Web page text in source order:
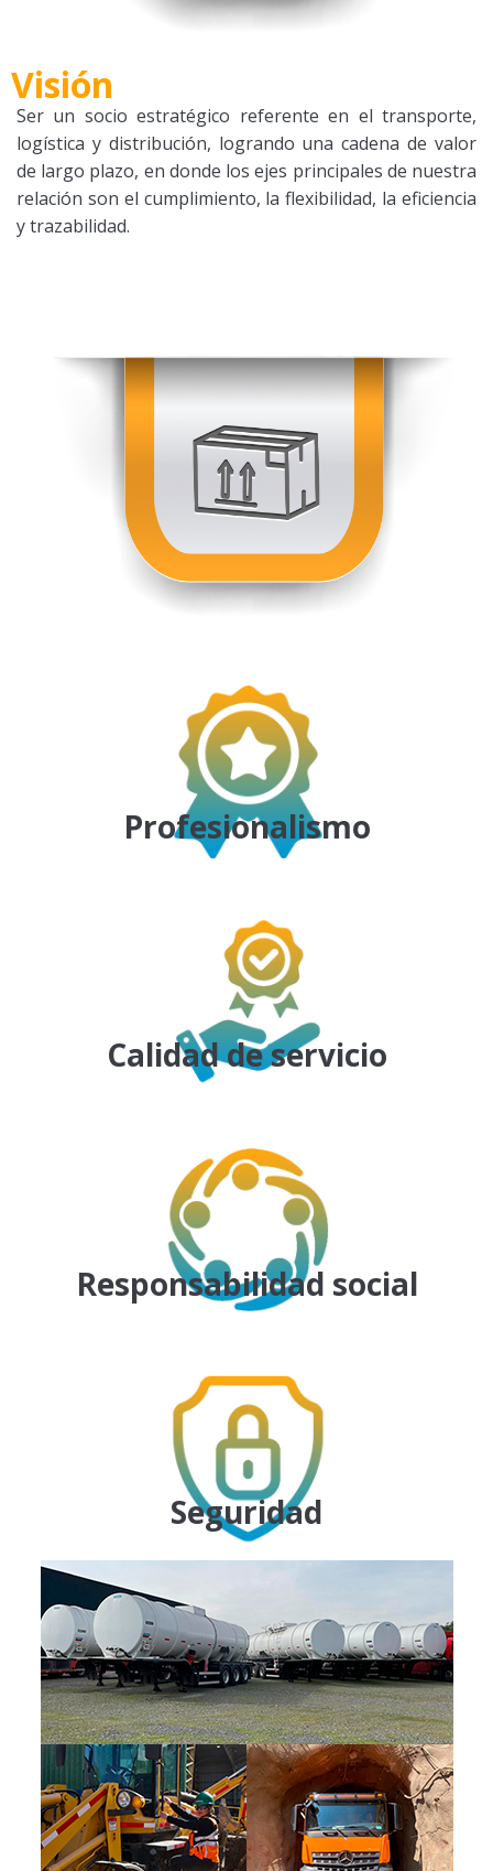
Visión
Ser un socio estratégico referente en el transporte,
logística y distribución, logrando una cadena de valor
de largo plazo, en donde los ejes principales de nuestra
relación son el cumplimiento, la flexibilidad, la eficiencia
y trazabilidad.
Profesionalismo
Calidad de servicio
Responsabilidad social
Seguridad